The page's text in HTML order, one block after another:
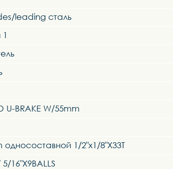
leading сталь
U-BRAKE W/55mm
1/2"x1/8"X33T
16"X9BALLS